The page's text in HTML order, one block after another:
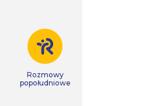
Rozmowy
popołudniowe